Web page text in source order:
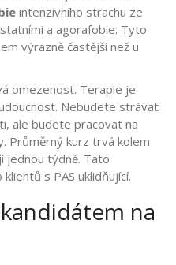
intenzivního strachu ze
a agorafobie. Tyto
výrazně častější než u
omezenost. Terapie je
Nebudete strávat
ale budete pracovat na
Průměrný kurz trvá kolem
jednou týdně. Tato
s PAS uklidňující.
na